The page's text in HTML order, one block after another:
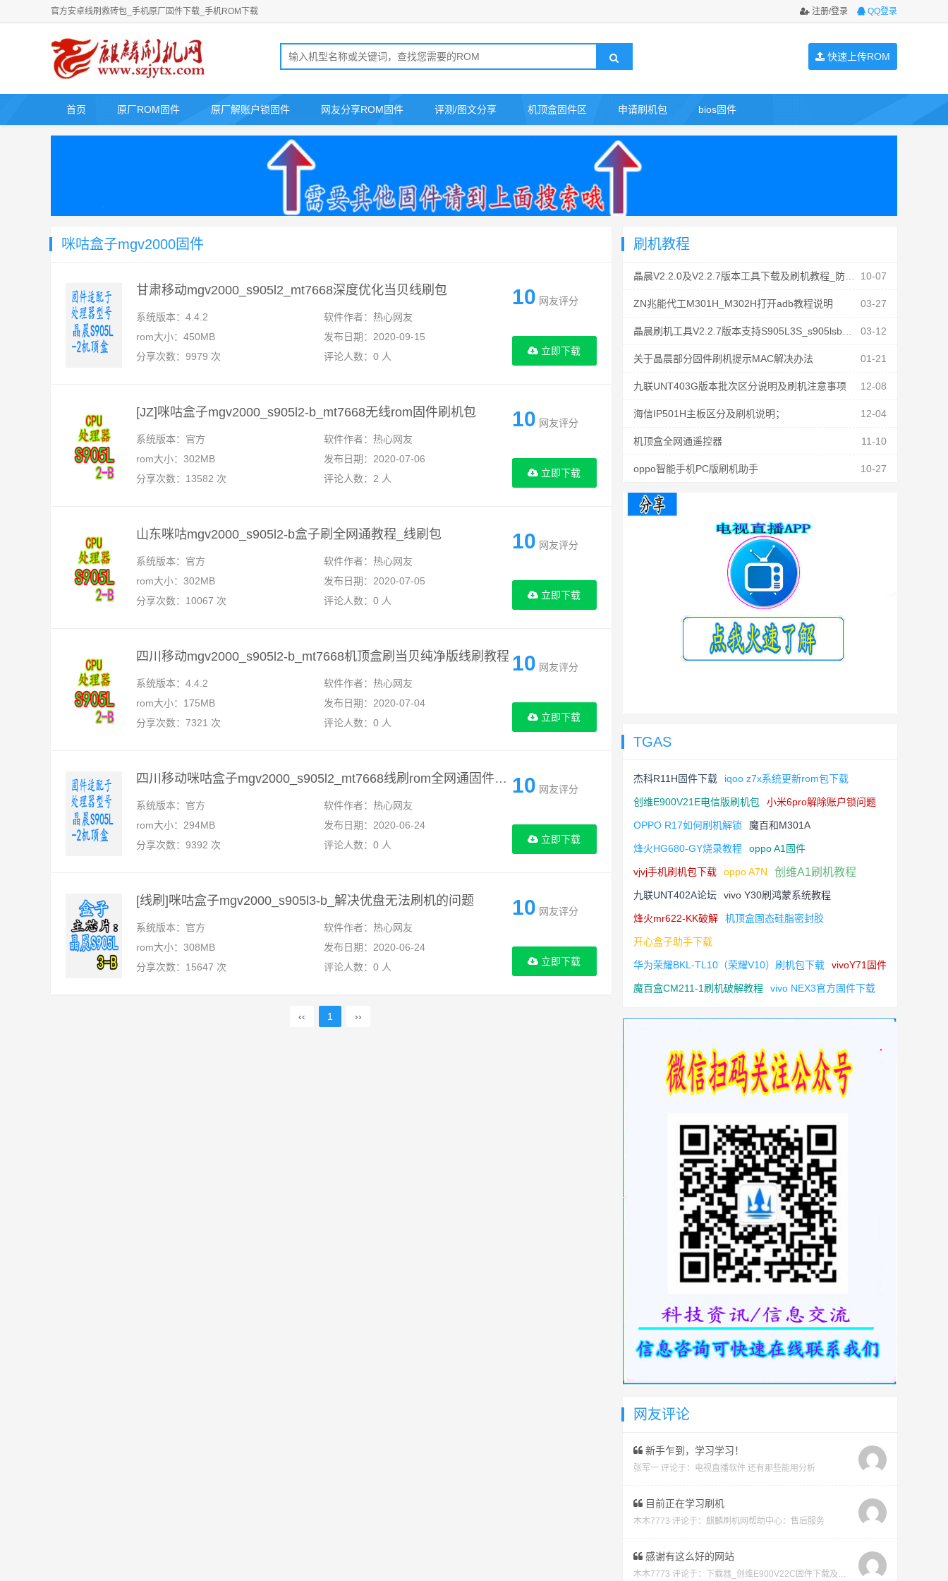
注册/登录 QQ登录
官方安卓线刷救砖包_手机原厂固件下载_手机ROM下载
快速上传ROM
首页 原厂ROM固件 原厂解账户锁固件 网友分享ROM固件 评测/图文分享 机顶盒固件区 申请刷机包 bios固件
咪咕盒子mgv2000固件
甘肃移动mgv2000_s905l2_mt7668深度优化当贝线刷包
系统版本：4.4.2
软件作者：热心网友
rom大小：450MB
发布日期：2020-09-15
分享次数：9979 次
评论人数：0 人
10 网友评分
立即下载
[JZ]咪咕盒子mgv2000_s905l2-b_mt7668无线rom固件刷机包
系统版本：官方
软件作者：热心网友
rom大小：302MB
发布日期：2020-07-06
分享次数：13582 次
评论人数：2 人
10 网友评分
立即下载
山东咪咕mgv2000_s905l2-b盒子刷全网通教程_线刷包
系统版本：官方
软件作者：热心网友
rom大小：302MB
发布日期：2020-07-05
分享次数：10067 次
评论人数：0 人
10 网友评分
立即下载
四川移动mgv2000_s905l2-b_mt7668机顶盒刷当贝纯净版线刷教程
系统版本：4.4.2
软件作者：热心网友
rom大小：175MB
发布日期：2020-07-04
分享次数：7321 次
评论人数：0 人
10 网友评分
立即下载
四川移动咪咕盒子mgv2000_s905l2_mt7668线刷rom全网通固件下载
系统版本：官方
软件作者：热心网友
rom大小：294MB
发布日期：2020-06-24
分享次数：9392 次
评论人数：0 人
10 网友评分
立即下载
[线刷]咪咕盒子mgv2000_s905l3-b_解决优盘无法刷机的问题
系统版本：官方
软件作者：热心网友
rom大小：308MB
发布日期：2020-06-24
分享次数：15647 次
评论人数：0 人
10 网友评分
立即下载
‹‹ 1 ››
刷机教程
10-07
晶晨V2.2.0及V2.2.7版本工具下载及刷机教程_防丢mac
03-27
ZN兆能代工M301H_M302H打开adb教程说明
03-12
晶晨刷机工具V2.2.7版本支持S905L3S_s905lsb固件刷机
01-21
关于晶晨部分固件刷机提示MAC解决办法
12-08
九联UNT403G版本批次区分说明及刷机注意事项
12-04
海信IP501H主板区分及刷机说明；
11-10
机顶盒全网通遥控器
10-27
oppo智能手机PC版刷机助手
TGAS
杰科R11H固件下载 iqoo z7x系统更新rom包下载
创维E900V21E电信版刷机包 小米6pro解除账户锁问题
OPPO R17如何刷机解锁 魔百和M301A
烽火HG680-GY烧录教程 oppo A1固件
vjvj手机刷机包下载 oppo A7N 创维A1刷机教程
九联UNT402A论坛 vivo Y30刷鸿蒙系统教程
烽火mr622-KK破解 机顶盒固态硅脂密封胶
开心盒子助手下载
华为荣耀BKL-TL10（荣耀V10）刷机包下载 vivoY71固件
魔百盒CM211-1刷机破解教程 vivo NEX3官方固件下载
网友评论
新手乍到，学习学习！
张军一 评论于： 电视直播软件 还有那些能用分析
目前正在学习刷机
木木7773 评论于： 麒麟刷机网帮助中心：售后服务
感谢有这么好的网站
木木7773 评论于： 下载器_创维E900V22C固件下载及版本说明指引_看好在下载避免刷成砖